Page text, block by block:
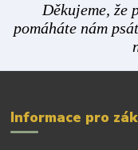
Děkujeme, že
pomáháte nám
Informace pro